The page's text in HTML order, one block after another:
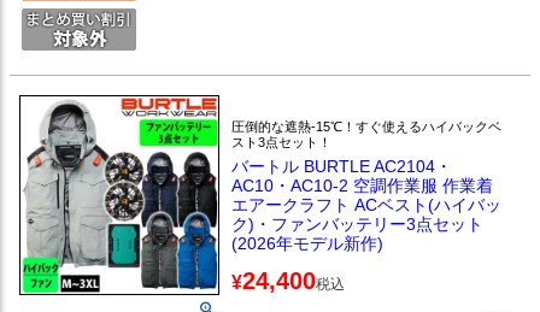
圧倒的な遮熱-15℃！すぐ使えるハイバックベ
スト3点セット！
バートル BURTLE AC2104・
AC10・AC10-2 空調作業服 作業着
エアークラフト ACベスト(ハイバッ
ク)・ファンバッテリー3点セット
(2026年モデル新作)
¥24,400税込